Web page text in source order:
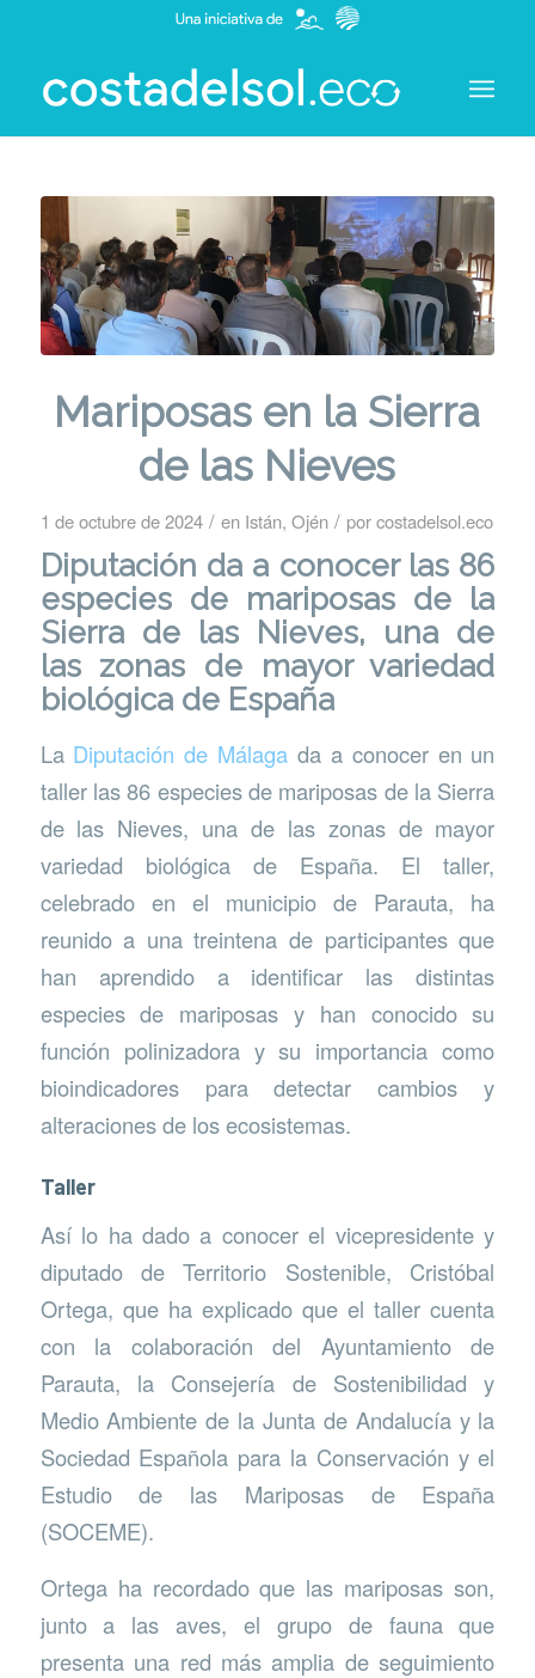
Mariposas en la Sierra
de las Nieves
1 de octubre de 2024 / en Istán,Ojén / porcostadelsol.eco
Diputación da a conocer las 86
especies de mariposas de la
Sierra de las Nieves, una de
las zonas de mayor variedad
biológica de España
LaDiputación de Málaga da a conocer en un
taller las 86 especies de mariposas de la Sierra
de las Nieves, una de las zonas de mayor
variedad biológica de España. El taller,
celebrado en el municipio de Parauta, ha
reunido a una treintena de participantes que
han aprendido a identificar las distintas
especies de mariposas y han conocido su
función polinizadora y su importancia como
bioindicadores para detectar cambios y
alteraciones de los ecosistemas.
Taller
Así lo ha dado a conocer el vicepresidente y
diputado de Territorio Sostenible, Cristóbal
Ortega, que ha explicado que el taller cuenta
con la colaboración del Ayuntamiento de
Parauta, la Consejería de Sostenibilidad y
Medio Ambiente de la Junta de Andalucía y la
Sociedad Española para la Conservación y el
Estudio de las Mariposas de España
(SOCEME).
Ortega ha recordado que las mariposas son,
junto a las aves, el grupo de fauna que
presenta una red más amplia de seguimiento